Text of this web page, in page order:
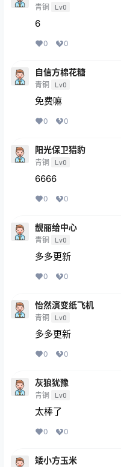
青铜 Lv0
6
0 0
自信方棉花糖
青铜 Lv0
免费嘛
0 0
阳光保卫猎豹
青铜 Lv0
6666
0 0
靓丽给中心
青铜 Lv0
多多更新
0 0
怡然演变纸飞机
青铜 Lv0
多多更新
0 0
灰狼犹豫
青铜 Lv0
太棒了
0 0
矮小方玉米